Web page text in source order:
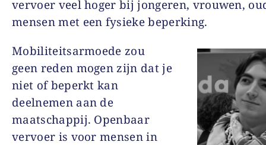
vervoer veel hoger bij jongeren, vrouwen,
mensen met een fysieke beperking.
Mobiliteitsarmoede zou
geen reden mogen zijn dat je
niet of beperkt kan
deelnemen aan de
maatschappij. Openbaar
vervoer is voor mensen in